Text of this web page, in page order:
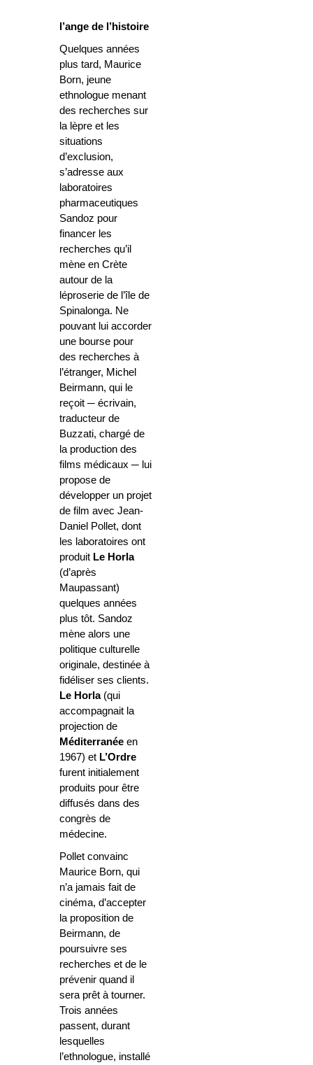
l’ange de l’histoire
Quelques années
plus tard, Maurice
Born, jeune
ethnologue menant
des recherches sur
la lèpre et les
situations
d’exclusion,
s’adresse aux
laboratoires
pharmaceutiques
Sandoz pour
financer les
recherches qu’il
mène en Crète
autour de la
léproserie de l’île de
Spinalonga. Ne
pouvant lui accorder
une bourse pour
des recherches à
l’étranger, Michel
Beirmann, qui le
reçoit ─ écrivain,
traducteur de
Buzzati, chargé de
la production des
films médicaux ─ lui
propose de
développer un projet
de film avec Jean-
Daniel Pollet, dont
les laboratoires ont
produit Le Horla
(d’après
Maupassant)
quelques années
plus tôt. Sandoz
mène alors une
politique culturelle
originale, destinée à
fidéliser ses clients.
Le Horla(qui
accompagnait la
projection de
Méditerranée en
1967) et L’Ordre
furent initialement
produits pour être
diffusés dans des
congrès de
médecine.
Pollet convainc
Maurice Born, qui
n’a jamais fait de
cinéma, d’accepter
la proposition de
Beirmann, de
poursuivre ses
recherches et de le
prévenir quand il
sera prêt à tourner.
Trois années
passent, durant
lesquelles
l’ethnologue, installé